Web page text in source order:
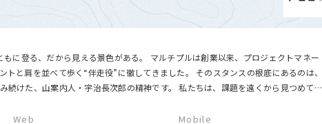
トと肩を並べて歩く“伴走役”に徹してきました。 そのスタンスの根底にあるのは、
続けた、山案内人・宇治長次郎の精神です。 私たちは、課題を遠くから見つめて指
デザインカンパニーです。
Web
Mobile